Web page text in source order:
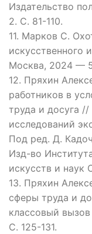
Издательство
2. С. 81-110.
11. Марков С.
искусственного
Москва, 2024 —
12. Пряхин
работников в
труда и досуга
исследований
Под ред. Д.
Изд-во
искусств и наук
13. Пряхин
сферы труда и
классовый
С. 125-131.